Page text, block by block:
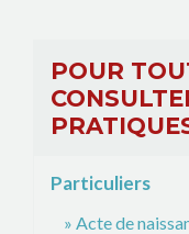
POUR
Particuliers
Acte de